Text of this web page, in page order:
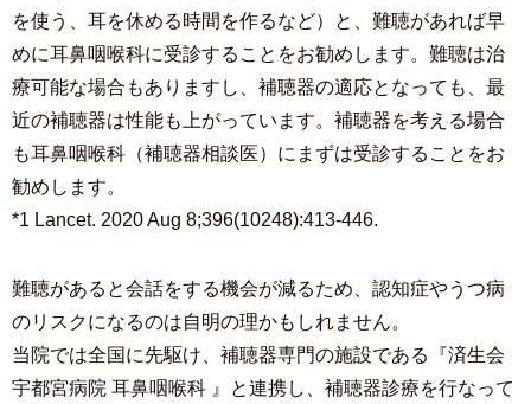
を使う、耳を休める時間を作るなど）と、難聴があれば早
めに耳鼻咽喉科に受診することをお勧めします。難聴は治
療可能な場合もありますし、補聴器の適応となっても、最
近の補聴器は性能も上がっています。補聴器を考える場合
も耳鼻咽喉科（補聴器相談医）にまずは受診することをお
勧めします。
*1 Lancet. 2020 Aug 8;396(10248):413-446.
難聴があると会話をする機会が減るため、認知症やうつ病
のリスクになるのは自明の理かもしれません。
当院では全国に先駆け、補聴器専門の施設である『済生会
宇都宮病院 耳鼻咽喉科 』と連携し、補聴器診療を行なって